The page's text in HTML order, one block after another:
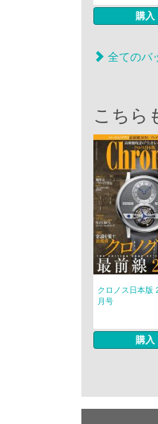
購入
全てのバ
こちら
クロノス日本版
月号
購入